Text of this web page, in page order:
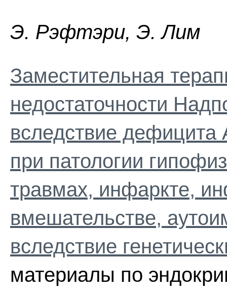
Э. Pэфтэpи, Э. Лим
Заместительная
недостаточности
вследствие
при патологии
травмах, инфаркте,
вмешательстве,
вследствие
материалы по